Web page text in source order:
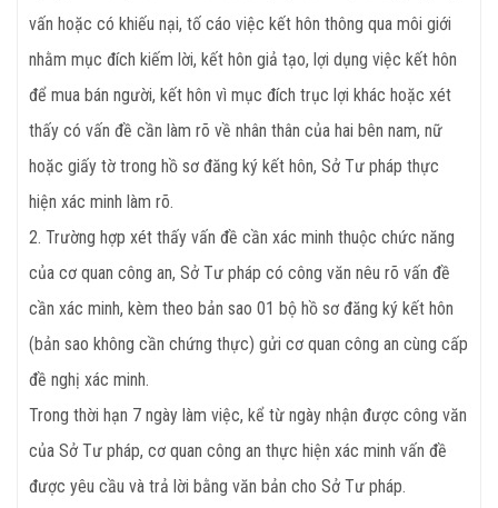
vấn hoặc có khiếu nại, tố cáo việc kết hôn thông qua môi giới
nhằm mục đích kiếm lời, kết hôn giả tạo, lợi dụng việc kết hôn
để mua bán người, kết hôn vì mục đích trục lợi khác hoặc xét
thấy có vấn đề cần làm rõ về nhân thân của hai bên nam, nữ
hoặc giấy tờ trong hồ sơ đăng ký kết hôn, Sở Tư pháp thực
hiện xác minh làm rõ.
2. Trường hợp xét thấy vấn đề cần xác minh thuộc chức năng
của cơ quan công an, Sở Tư pháp có công văn nêu rõ vấn đề
cần xác minh, kèm theo bản sao 01 bộ hồ sơ đăng ký kết hôn
(bản sao không cần chứng thực) gửi cơ quan công an cùng cấp
đề nghị xác minh.
Trong thời hạn 7 ngày làm việc, kể từ ngày nhận được công văn
của Sở Tư pháp, cơ quan công an thực hiện xác minh vấn đề
được yêu cầu và trả lời bằng văn bản cho Sở Tư pháp.